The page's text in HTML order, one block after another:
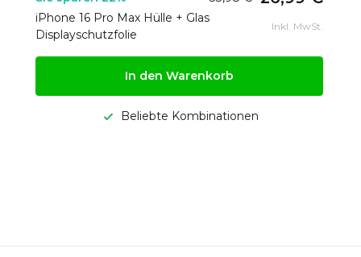
iPhone 16 Pro Max Hülle + Glas
Displayschutzfolie
Inkl. MwSt.
In den Warenkorb
Beliebte Kombinationen